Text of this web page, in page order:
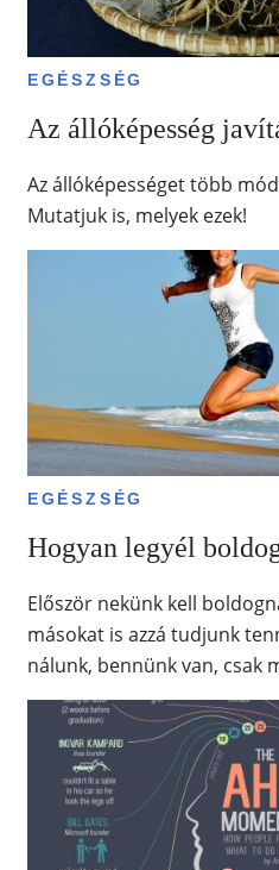
EGÉSZSÉG
Az állóképesség
Az állóképességet több
Mutatjuk is, melyek ezek!
EGÉSZSÉG
Hogyan legyél
Először nekünk kell
másokat is azzá tudjunk
nálunk, bennünk van, csak